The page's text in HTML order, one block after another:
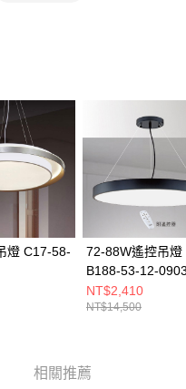
疑問，請聯繫「AFTEE先享後付
AFTEE先享後付」服務完成之交
，並將交易相關給付款項請求債
址：
或監護人之同意方可使用
起之損失，本公司不負相關責
別帳號之用戶狀況，依本公司即
足之情形，本公司將視審查結果
冊。若發現惡意使用之情形，
使用額度並採取法律行動。
燈 C17-58-
72-88W遙控吊燈
B188-53-12-
0904
NT$2,410
NT$14,500
相關推薦